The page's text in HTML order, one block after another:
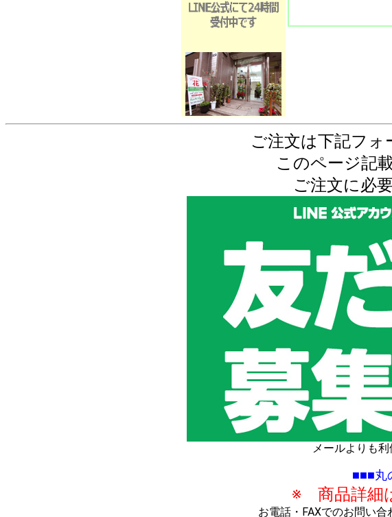
ご注文は下記フォ
このページ記
ご注文に必
メールよりも
■■■丸
※ 商品詳細
お電話・FAXでのお問い